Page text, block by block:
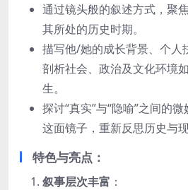
通过镜头般的叙述方式，聚
其所处的历史时期。
描写他/她的成长背景、个人
剖析社会、政治及文化环境
生。
探讨“真实”与“隐喻”之间的
这面镜子，重新反思历史与现
特色与亮点 ：
叙事层次丰富 ：